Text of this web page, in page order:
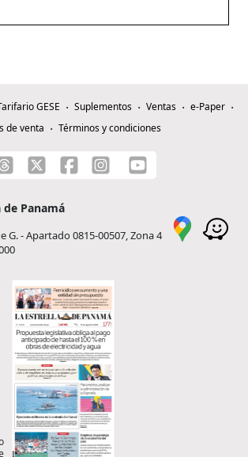
GESE Suplementos Ventas
e-Paper
de venta
Términos y condiciones
Panamá
G. - Apartado 0815-00507, Zona 4